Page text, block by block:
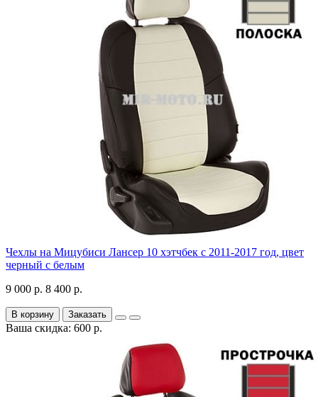
Чехлы на Мицубиси Лансер 10 хэтчбек с 2011-2017 год, цвет
черный с белым
9 000 р. 8 400 р.
В корзину Заказать
Ваша скидка: 600 р.